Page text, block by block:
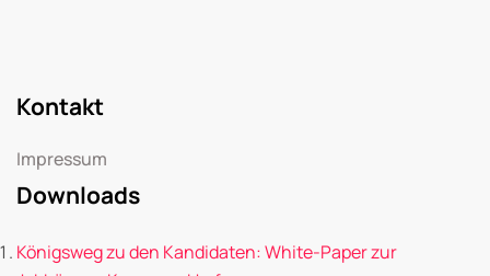
Kontakt
Impressum
Downloads
Königsweg zu den Kandidaten: White-Paper zur